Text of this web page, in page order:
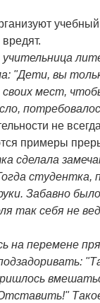
"Дети, вы
своих мест,
не
примеры
сделала
Забавно
так себя не
на перемене